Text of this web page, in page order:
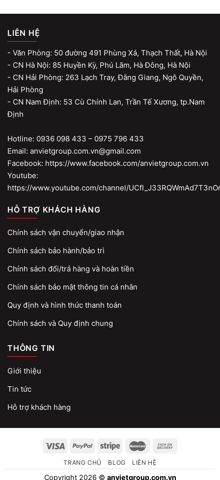
LIÊN HỆ
- Văn Phòng: 50 đường 491 Phùng Xá, Thạch Thất, Hà Nội
- CN Hà Nội: 85 Huyền Kỳ, Phú Lãm, Hà Đông, Hà Nội
- CN Hải Phòng: 263 Lạch Tray, Đằng Giang, Ngô Quyền,
Hải Phòng
- CN Nam Định: 53 Cù Chính Lan, Trần Tế Xương, tp.Nam
Định
Hotline: 0936 098 433 – 0975 796 433
Email: anvietgroup.com.vn@gmail.com
Facebook: https://www.facebook.com/anvietgroup.com.vn
Youtube:
https://www.youtube.com/channel/
HỖ TRỢ KHÁCH HÀNG
Chính sách vận chuyển/giao nhận
Chính sách bảo hành/bảo trì
Chính sách đổi/trả hàng và hoàn tiền
Chính sách bảo mật thông tin cá nhân
Quy định và hình thức thanh toán
Chính sách và Quy định chung
THÔNG TIN
Giới thiệu
Tin tức
Hỗ trợ khách hàng
TRANG CHỦ BLOG LIÊN HỆ
Copyright 2026 © anvietgroup.com.vn